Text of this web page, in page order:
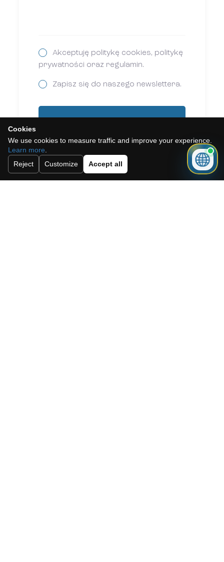
Akceptuję politykę cookies, politykę
prywatności oraz regulamin.
Zapisz się do naszego newslettera.
Cookies
We use cookies to measure traffic and improve your experience.
Learn more
Reject
Customize Accept all